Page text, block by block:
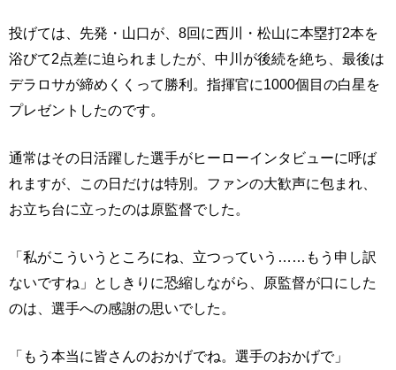
投げては、先発・山口が、8回に西川・松山に本塁打2本を
浴びて2点差に迫られましたが、中川が後続を絶ち、最後は
デラロサが締めくくって勝利。指揮官に1000個目の白星を
プレゼントしたのです。
通常はその日活躍した選手がヒーローインタビューに呼ば
れますが、この日だけは特別。ファンの大歓声に包まれ、
お立ち台に立ったのは原監督でした。
「私がこういうところにね、立つっていう……もう申し訳
ないですね」としきりに恐縮しながら、原監督が口にした
のは、選手への感謝の思いでした。
「もう本当に皆さんのおかげでね。選手のおかげで」